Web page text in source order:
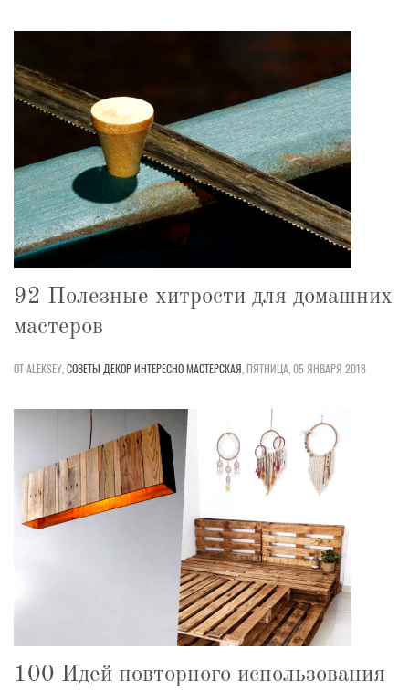
92 Полезные хитрости для домашних
мастеров
ОТ ALEKSEY,СОВЕТЫ ДЕКОРИНТЕРЕСНОМАСТЕРСКАЯ,ПЯТНИЦА, 05 ЯНВАРЯ 2018
100 Идей повторного использования